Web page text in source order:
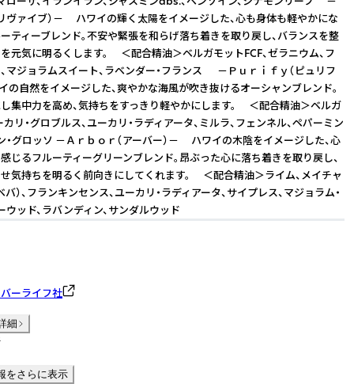
ヴァイブ）－ ハワイの輝く太陽をイメージした、心も身体も軽やかにな
ティーブレンド。不安や緊張を和らげ落ち着きを取り戻し、バランスを整
元気に明るくします。 ＜配合精油＞ベルガモットFCF、ゼラニウム、フ
マジョラムスイート、ラベンダー・フランス －Ｐｕｒｉｆｙ（ピュリフ
自然をイメージした、爽やかな海風が吹き抜けるオーシャンブレンド。
集中力を高め、気持ちをすっきり軽やかにします。 ＜配合精油＞ベルガ
カリ・グロブルス、ユーカリ・ラディアータ、ミルラ、フェンネル、ペパーミン
・グロッソ －Ａｒｂｏｒ（アーバー）－ ハワイの木陰をイメージした、心
じるフルーティーグリーンブレンド。昂ぶった心に落ち着きを取り戻し、
気持ちを明るく前向きにしてくれます。 ＜配合精油＞ライム、メイチャ
バ）、フランキンセンス、ユーカリ・ラディアータ、サイプレス、マジョラム・
ウッド、ラバンディン、サンダルウッド
ーライフ社
細
をさらに表示